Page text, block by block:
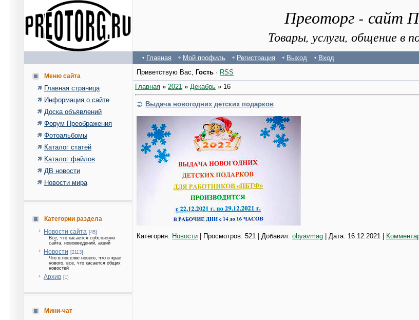
Преоторг - сайт
Товары, услуги, общение в
Главная Мой профиль Регистрация Выход Вход
Меню сайта
Главная страница
Информация о сайте
Доска объявлений
Форум Преображения
Фотоальбомы
Каталог статей
Каталог файлов
ДВ новости
Новости мира
Категории раздела
Новости сайта [45]
Все, что касается собственно
сайта, нововведений, акций
Новости [2113]
Что в поселке нового, что в крае
нового, все, что касается общих
новостей
Архив [1]
Мини-чат
Приветствую Вас, Гость · RSS
Главная » 2021 » Декабрь » 16
Выдача новогодних детских подарков
Категория: Новости | Просмотров: 521 | Добавил: obyavmag | Дата: 16.12.2021